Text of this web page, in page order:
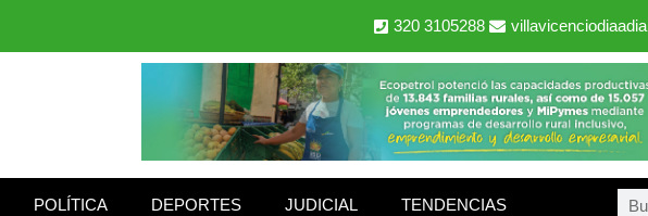
320 3105288
POLÍTICA DEPORTES JUDICIAL TENDENCIAS